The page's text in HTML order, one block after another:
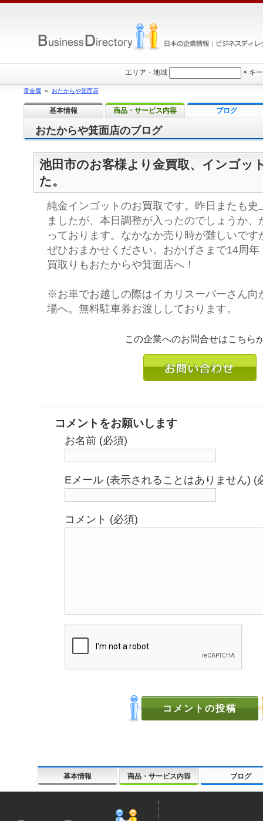
おたからや箕面店のブログ
池田市のお客様より金買取、インゴッ
た。
純金インゴットのお買取です。昨日またも史
ましたが、本日調整が入ったのでしょうか、
っております。なかなか売り時が難しいです
ぜひおまかせください。おかげさまで14周
買取りもおたからや箕面店へ！
※お車でお越しの際はイカリスーパーさん向
場へ。無料駐車券お渡ししております。
この企業へのお問合せはこちら
コメントをお願いします
お名前 (必須)
Eメール (表示されることはありません) (
コメント (必須)
基本情報 商品・サービス内容 ブログ
エリア・地域 × キ
貴金属 » おたからや箕面店
基本情報 商品・サービス内容 ブログ